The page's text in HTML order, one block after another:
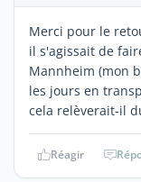
Merci pour le
il s'agissait de
Mannheim (mon
les jours en
cela relèverait-il
Réagir